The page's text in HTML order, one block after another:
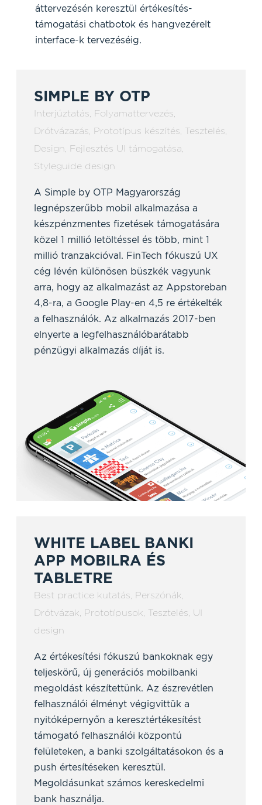
áttervezésén keresztül értékesítés-
támogatási chatbotok és hangvezérelt
interface-k tervezéséig.
SIMPLE BY OTP
Interjúztatás, Folyamattervezés,
Drótvázazás, Prototípus készítés, Tesztelés,
Design, Fejlesztés UI támogatása,
Styleguide design
A Simple by OTP Magyarország
legnépszerűbb mobil alkalmazása a
készpénzmentes fizetések támogatására
közel 1 millió letöltéssel és több, mint 1
millió tranzakcióval. FinTech fókuszú UX
cég lévén különösen büszkék vagyunk
arra, hogy az alkalmazást az Appstoreban
4,8-ra, a Google Play-en 4,5 re értékelték
a felhasználók. Az alkalmazás 2017-ben
elnyerte a legfelhasználóbarátabb
pénzügyi alkalmazás díját is.
WHITE LABEL BANKI
APP MOBILRA ÉS
TABLETRE
Best practice kutatás Perszónák
Drótvázak Prototípusok Tesztelés UI
design
Az értékesítési fókuszú bankoknak egy
teljeskörű, új generációs mobilbanki
megoldást készítettünk. Az észrevétlen
felhasználói élményt végigvittük a
nyitóképernyőn a keresztértékesítést
támogató felhasználói központú
felületeken, a banki szolgáltatásokon és a
push értesítéseken keresztül.
Megoldásunkat számos kereskedelmi
bank használja.